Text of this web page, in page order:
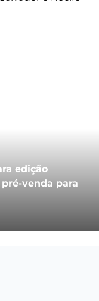
edição
venda para